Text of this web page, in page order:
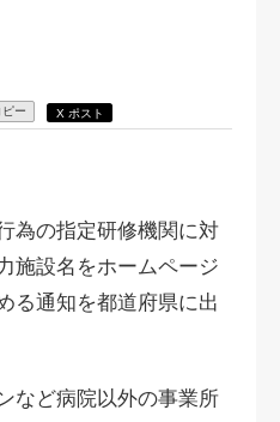
ピー X ポスト
為の指定研修機関に対
施設名をホームページ
る通知を都道府県に出
など病院以外の事業所